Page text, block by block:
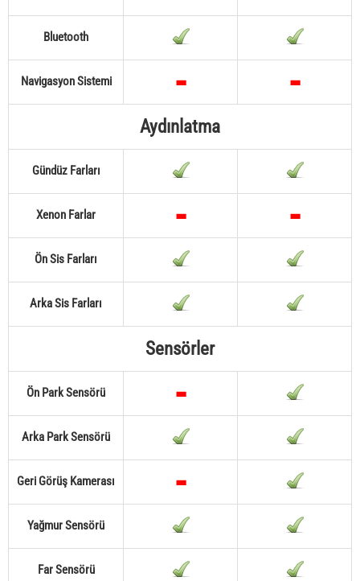
Bluetooth
Navigasyon Sistemi
Aydınlatma
Gündüz Farları
Xenon Farlar
Ön Sis Farları
Arka Sis Farları
Sensörler
Ön Park Sensörü
Arka Park Sensörü
Geri Görüş Kamerası
Yağmur Sensörü
Far Sensörü